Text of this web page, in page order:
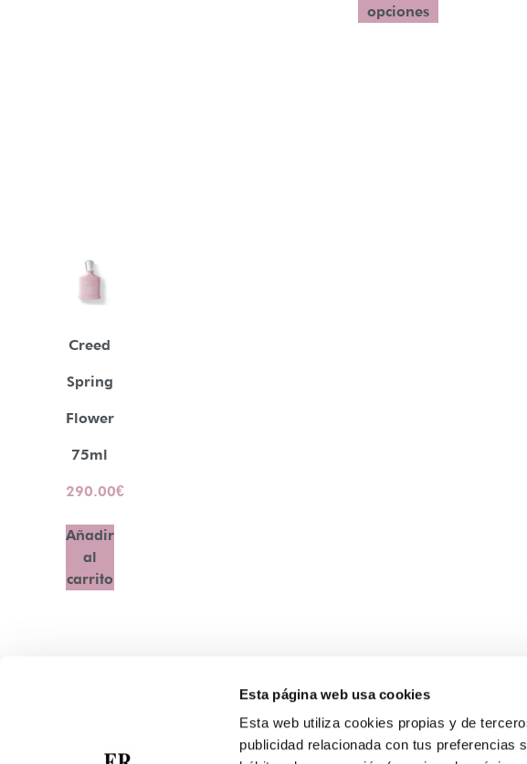
Esta página web usa cookies
Esta web utiliza cookies propias y de
publicidad relacionada con tus preferencias
opciones
Creed
Spring
Flower
75ml
290.00€
Añadir
al
carrito
Atención Telefónica: 944 435 713
Whatsapp: 699 173 188
Nosotros